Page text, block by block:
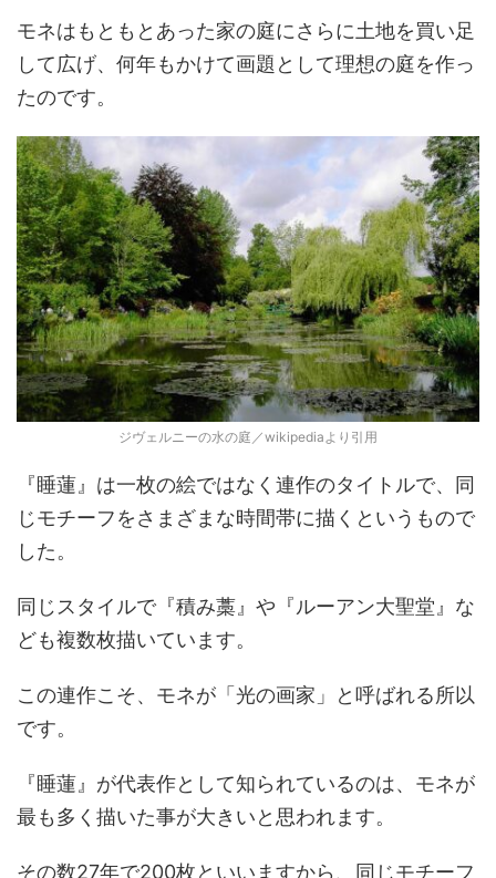
モネはもともとあった家の庭にさらに土地を買い足
して広げ、何年もかけて画題として理想の庭を作っ
たのです。
ジヴェルニーの水の庭／wikipediaより引用
『睡蓮』は一枚の絵ではなく連作のタイトルで、同
じモチーフをさまざまな時間帯に描くというもので
した。
同じスタイルで『積み藁』や『ルーアン大聖堂』な
ども複数枚描いています。
この連作こそ、モネが「光の画家」と呼ばれる所以
です。
『睡蓮』が代表作として知られているのは、モネが
最も多く描いた事が大きいと思われます。
その数27年で200枚といいますから、同じモチーフ